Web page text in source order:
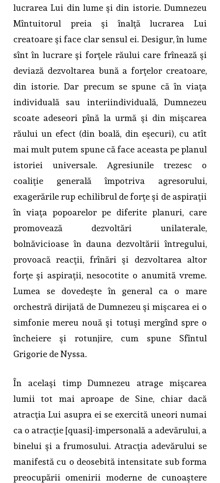
lucrarea Lui din lume şi din istorie. Dumnezeu
Mîntuitorul preia şi înalţă lucrarea Lui
creatoare şi face clar sensul ei. Desigur, în lume
sînt în lucrare şi forţele răului care frînează şi
deviază dezvoltarea bună a forţelor creatoare,
din istorie. Dar precum se spune că în viaţa
individuală sau interiindividuală, Dumnezeu
scoate adeseori pînă la urmă şi din mişcarea
răului un efect (din boală, din eşecuri), cu atît
mai mult putem spune că face aceasta pe planul
istoriei universale. Agresiunile trezesc o
coaliţie generală împotriva agresorului,
exagerările rup echilibrul de forţe şi de aspiraţii
în viaţa popoarelor pe diferite planuri, care
promovează dezvoltări unilaterale,
bolnăvicioase în dauna dezvoltării întregului,
provoacă reacţii, frînări şi dezvoltarea altor
forţe şi aspiraţii, nesocotite o anumită vreme.
Lumea se dovedeşte în general ca o mare
orchestră dirijată de Dumnezeu şi mişcarea ei o
simfonie mereu nouă şi totuşi mergînd spre o
încheiere şi rotunjire, cum spune Sfîntul
Grigorie de Nyssa.
În acelaşi timp Dumnezeu atrage mişcarea
lumii tot mai aproape de Sine, chiar dacă
atracţia Lui asupra ei se exercită uneori numai
ca o atracţie [quasi]-impersonală a adevărului, a
binelui şi a frumosului. Atracţia adevărului se
manifestă cu o deosebită intensitate sub forma
preocupării omenirii moderne de cunoaştere